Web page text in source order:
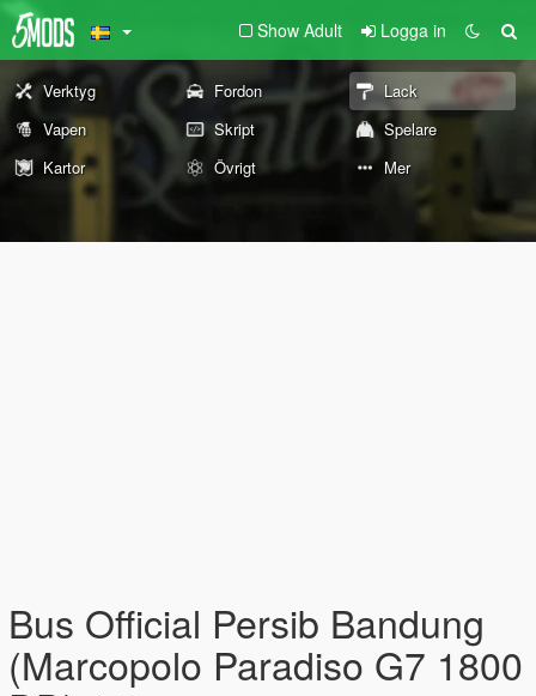
Show Adult Logga in
Verktyg Fordon
Lack
Vapen
Skript
Spelare
Kartor
Övrigt Mer
Bus Official Persib Bandung
(Marcopolo Paradiso G7 1800